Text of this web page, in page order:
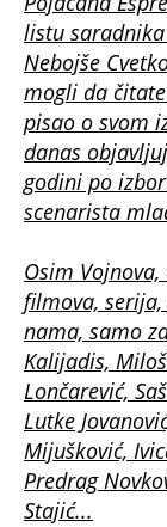
listu
Nebojše
mogli da čitate
pisao o svom
danas
godini po
scenarista
Osim
filmova,
nama, samo
Kalijadis,
Lončarević,
Lutke
Mijušković,
Predrag
Stajić...